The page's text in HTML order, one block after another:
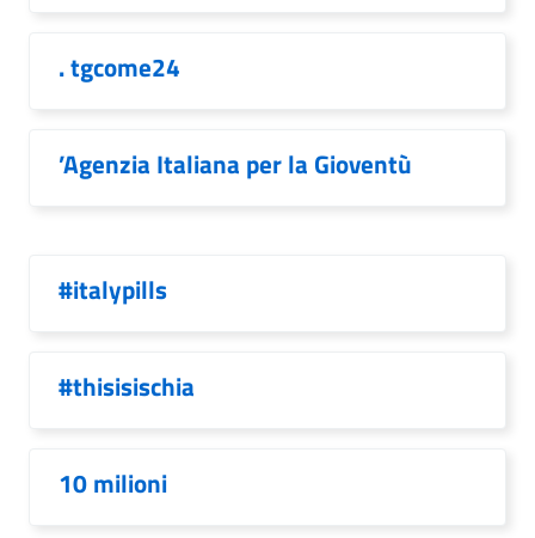
. tgcome24
’Agenzia Italiana per la Gioventù
#italypills
#thisisischia
10 milioni